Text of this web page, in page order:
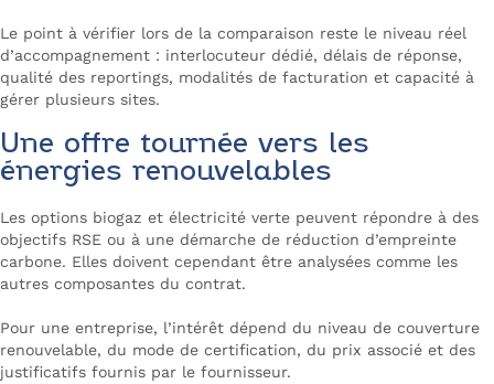
Le point à vérifier lors de la comparaison reste le niveau réel
d’accompagnement : interlocuteur dédié, délais de réponse,
qualité des reportings, modalités de facturation et capacité à
gérer plusieurs sites.
Une offre tournée vers les
énergies renouvelables
Les options biogaz et électricité verte peuvent répondre à des
objectifs RSE ou à une démarche de réduction d’empreinte
carbone. Elles doivent cependant être analysées comme les
autres composantes du contrat.
Pour une entreprise, l’intérêt dépend du niveau de couverture
renouvelable, du mode de certification, du prix associé et des
justificatifs fournis par le fournisseur.